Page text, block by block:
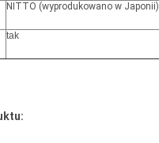
NITTO (wyprodukowano w Japonii)
tak